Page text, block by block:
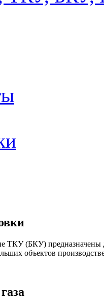
ТКУ (БКУ) предназначены
объектов